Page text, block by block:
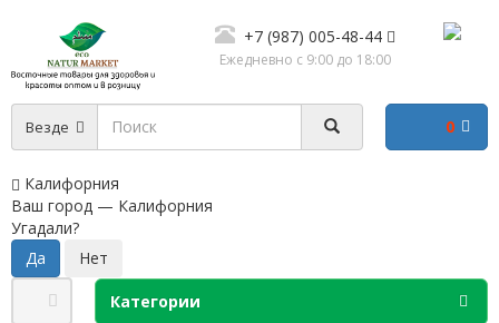
+7 (987) 005-48-44
Ежедневно с 9:00 до 18:00
Везде
Калифорния
Ваш город — Калифорния
Угадали?
0
Категории